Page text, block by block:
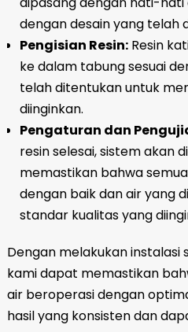
dengan desain yang telah
Pengisian Resin:Resin
ke dalam tabung sesuai
telah ditentukan untuk
diinginkan.
Pengaturan dan
resin selesai, sistem akan
memastikan bahwa
dengan baik dan air yang
standar kualitas yang
Dengan melakukan instalasi
kami dapat memastikan
air beroperasi dengan
hasil yang konsisten dan